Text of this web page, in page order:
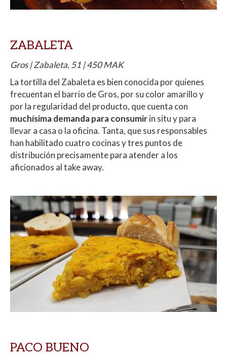
ZABALETA
Gros | Zabaleta, 51 | 450 MAK
La tortilla del Zabaleta es bien conocida por quienes
frecuentan el barrio de Gros, por su color amarillo y
por la regularidad del producto, que cuenta con
muchísima demanda para consumirin situ y para
llevar a casa o la oficina. Tanta, que sus responsables
han habilitado cuatro cocinas y tres puntos de
distribución precisamente para atender a los
aficionados al take away.
PACO BUENO